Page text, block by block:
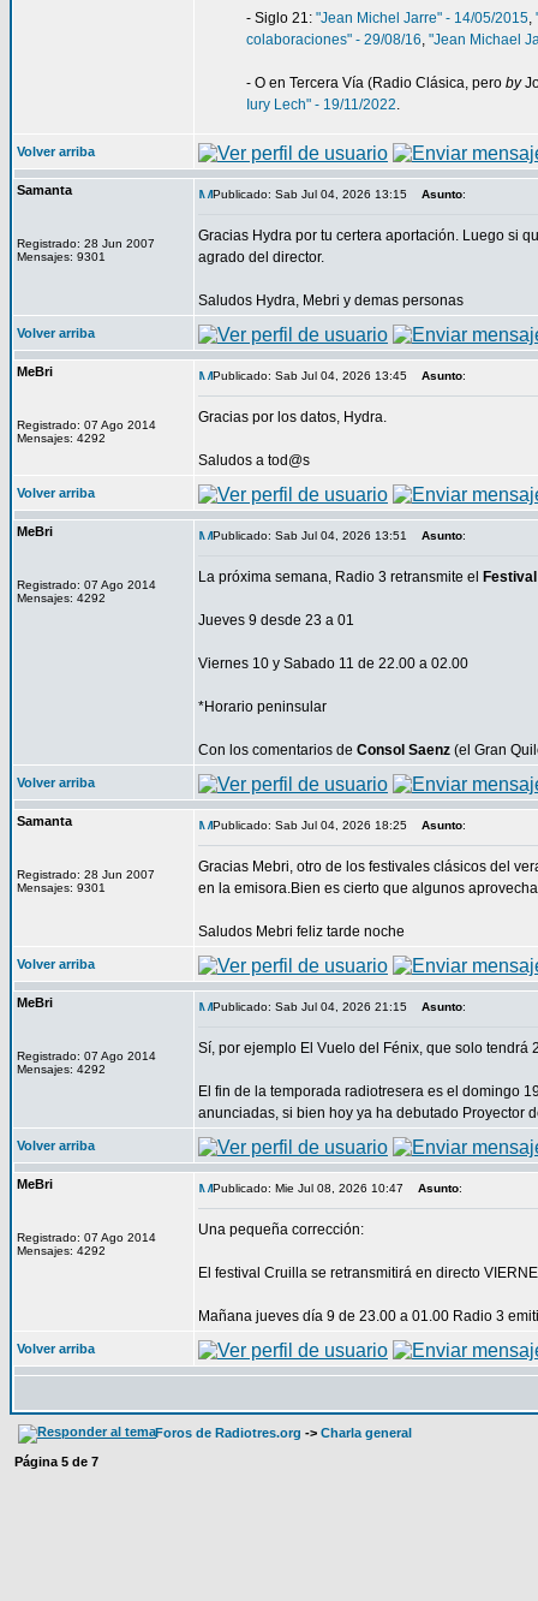
- Siglo 21: "Jean Michel Jarre" - 14/05/2015,
colaboraciones" - 29/08/16, "Jean Michael
- O en Tercera Vía (Radio Clásica, pero by
Iury Lech" - 19/11/2022.
Volver arriba
Samanta
Registrado: 28 Jun 2007
Mensajes: 9301
Publicado: Sab Jul 04, 2026 13:15 Asunto:
Gracias Hydra por tu certera aportación. Luego si
agrado del director.
Saludos Hydra, Mebri y demas personas
Volver arriba
MeBri
Registrado: 07 Ago 2014
Mensajes: 4292
Publicado: Sab Jul 04, 2026 13:45 Asunto:
Gracias por los datos, Hydra.
Saludos a tod@s
Volver arriba
MeBri
Registrado: 07 Ago 2014
Mensajes: 4292
Publicado: Sab Jul 04, 2026 13:51 Asunto:
La próxima semana, Radio 3 retransmite el
Jueves 9 desde 23 a 01
Viernes 10 y Sabado 11 de 22.00 a 02.00
*Horario peninsular
Con los comentarios de Consol Saenz (el Gran
Volver arriba
Samanta
Registrado: 28 Jun 2007
Mensajes: 9301
Publicado: Sab Jul 04, 2026 18:25 Asunto:
Gracias Mebri, otro de los festivales clásicos del
en la emisora.Bien es cierto que algunos
Saludos Mebri feliz tarde noche
Volver arriba
MeBri
Registrado: 07 Ago 2014
Mensajes: 4292
Publicado: Sab Jul 04, 2026 21:15 Asunto:
Sí, por ejemplo El Vuelo del Fénix, que solo
El fin de la temporada radiotresera es el domingo
anunciadas, si bien hoy ya ha debutado Proyector
Volver arriba
MeBri
Registrado: 07 Ago 2014
Mensajes: 4292
Publicado: Mie Jul 08, 2026 10:47 Asunto:
Una pequeña corrección:
El festival Cruilla se retransmitirá en directo
Mañana jueves día 9 de 23.00 a 01.00 Radio 3
Volver arriba
Foros de Radiotres.org -> Charla general
Página 5 de 7